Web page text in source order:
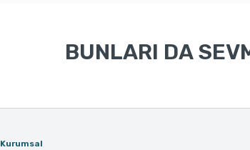
BUNLARI DA
Kurumsal